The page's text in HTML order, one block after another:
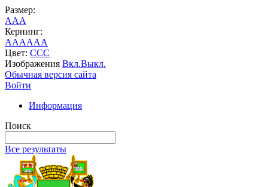
Размер:
AAA
Кернинг:
AAAAAA
Цвет: CCC
Изображения Вкл.Выкл.
Обычная версия сайта
Войти
Информация
Поиск
Все результаты